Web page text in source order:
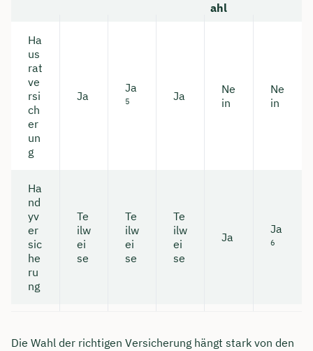
ahl
Ha
us
rat
ve
rsi
ch
er
un
g
Ja
Ja
5 Ja
Ne
in
Ne
in
Ha
nd
yv
er
sic
he
ru
ng
Te
ilw
ei
se
Te
ilw
ei
se
Te
ilw
ei
se
Ja
Ja
6
Die Wahl der richtigen Versicherung hängt stark von den